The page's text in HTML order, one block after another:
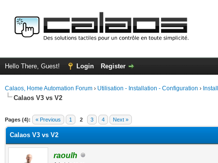
Hello There, Guest! Login Register
Calaos, Home Automation Forum › Utilisation - Installation - Configuration ›
Calaos V3 vs V2
Pages (4): « Previous 1 2 3 4 Next »
Calaos V3 vs V2
raoulh